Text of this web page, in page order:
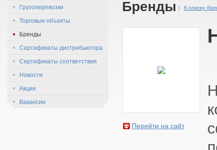
Грузоперевозки
Торговые объекты
Бренды
Сертификаты дистрибьютора
Сертификаты соответствия
Новости
Акции
Вакансии
Бренды К списку
Перейти на сайт